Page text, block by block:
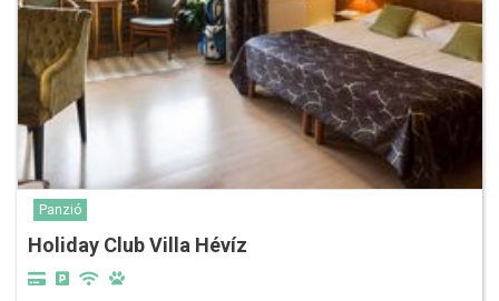
Panzió
Holiday Club Villa Hévíz